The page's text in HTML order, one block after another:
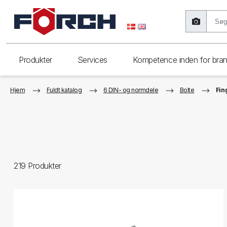
Produkter Services Kompetence inden for
Hjem Fuldt katalog 6 DIN- og normdele Bolte
219 Produkter